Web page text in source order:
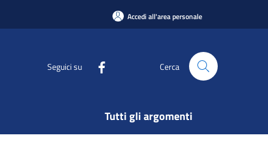
Accedi all'area personale
Seguici su Cerca
Tutti gli argomenti